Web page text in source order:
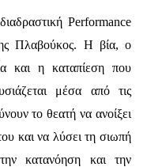
Performance
Πλαβούκος. Η βία, ο
και η καταπίεση που
μέσα από τις
το θεατή να ανοίξει
και να λύσει τη σιωπή
κατανόηση και την